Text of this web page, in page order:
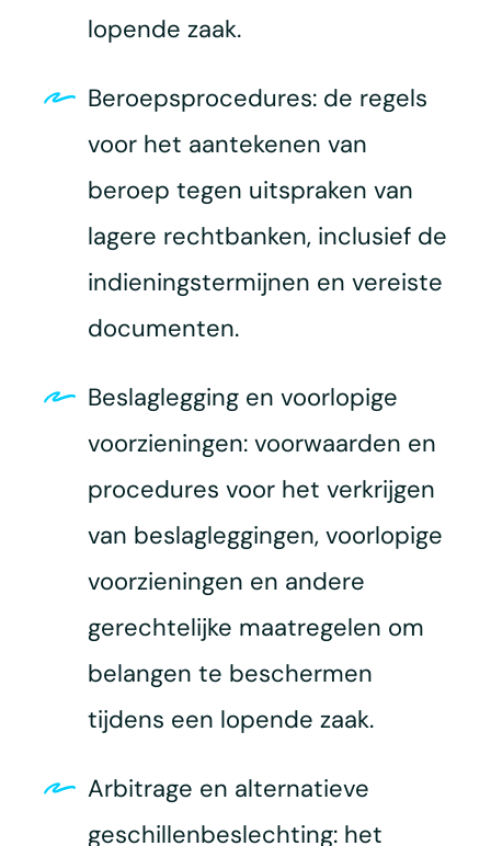
lopende zaak.
Beroepsprocedures: de regels
voor het aantekenen van
beroep tegen uitspraken van
lagere rechtbanken, inclusief de
indieningstermijnen en vereiste
documenten.
Beslaglegging en voorlopige
voorzieningen: voorwaarden en
procedures voor het verkrijgen
van beslagleggingen, voorlopige
voorzieningen en andere
gerechtelijke maatregelen om
belangen te beschermen
tijdens een lopende zaak.
Arbitrage en alternatieve
geschillenbeslechting: het